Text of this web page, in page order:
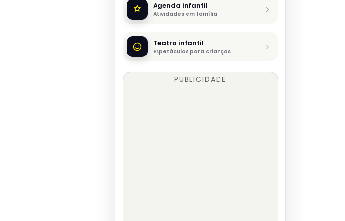
Agenda infantil
Atividades em família
Teatro infantil
Espetáculos para crianças
PUBLICIDADE